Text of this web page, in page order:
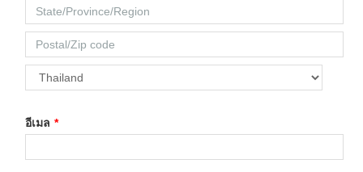
อีเมล *